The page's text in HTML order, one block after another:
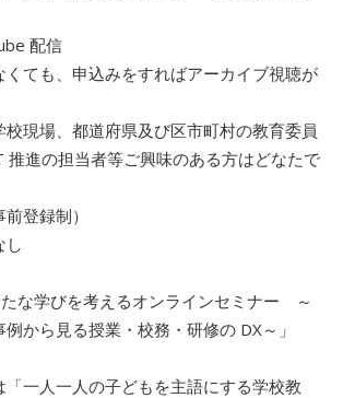
配信
ても、申込みをすればアーカイブ視聴が
現場、都道府県及び区市町村の教育委員
推進の担当者等ご興味のある方はどなたで
登録制）
し
たな学びを考えるオンラインセミナー ～
から見る授業・校務・研修の DX～」
一人一人の子どもを主語にする学校教